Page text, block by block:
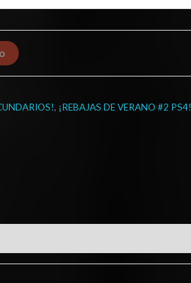
, ¡REBAJAS DE VERANO #2 PS4!